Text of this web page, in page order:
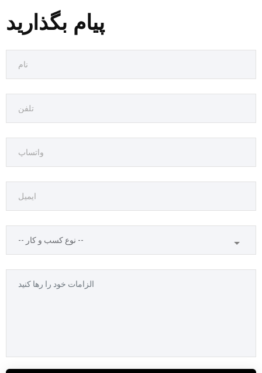
پیام بگذارید